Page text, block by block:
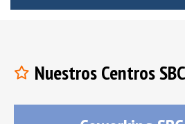
Nuestros Centros